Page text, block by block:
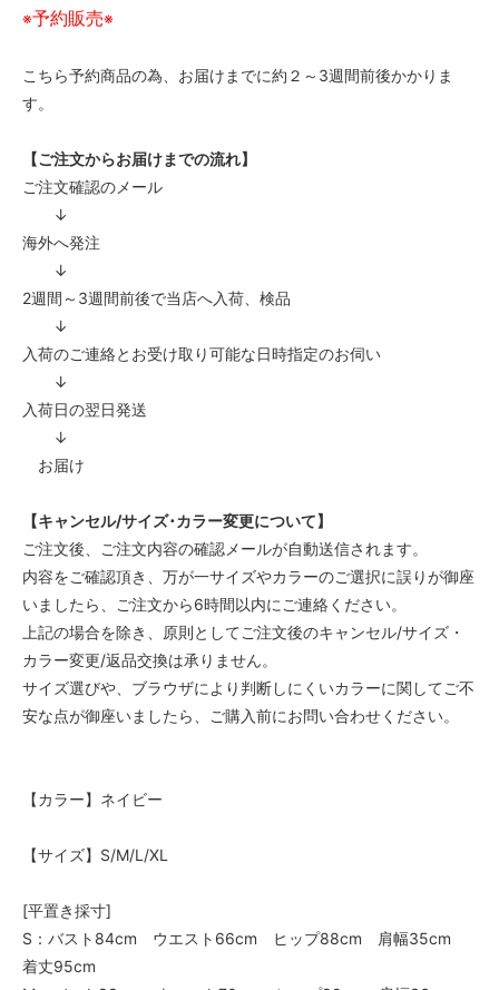
※予約販売※
こちら予約商品の為、お届けまでに約２～3週間前後かかりま
す。
【ご注文からお届けまでの流れ】
ご注文確認のメール
↓
海外へ発注
↓
2週間～3週間前後で当店へ入荷、検品
↓
入荷のご連絡とお受け取り可能な日時指定のお伺い
↓
入荷日の翌日発送
↓
お届け
【キャンセル/サイズ･カラー変更について】
ご注文後、ご注文内容の確認メールが自動送信されます。
内容をご確認頂き、万が一サイズやカラーのご選択に誤りが御座
いましたら、ご注文から6時間以内にご連絡ください。
上記の場合を除き、原則としてご注文後のキャンセル/サイズ・
カラー変更/返品交換は承りません。
サイズ選びや、ブラウザにより判断しにくいカラーに関してご不
安な点が御座いましたら、ご購入前にお問い合わせください。
【カラー】ネイビー
【サイズ】S/M/L/XL
[平置き採寸]
S：バスト84cm ウエスト66cm ヒップ88cm 肩幅35cm
着丈95cm